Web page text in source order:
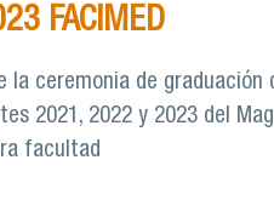
FACIMED
la ceremonia de graduación
2021, 2022 y 2023 del
facultad